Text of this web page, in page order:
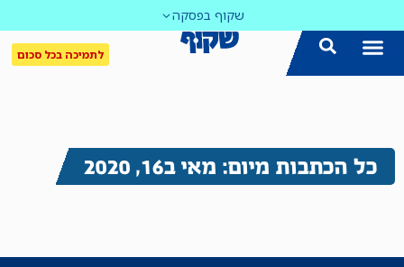
שקוף בפסקה
לתמיכה בכל סכום
כל הכתבות מיום: מאי ב16, 2020